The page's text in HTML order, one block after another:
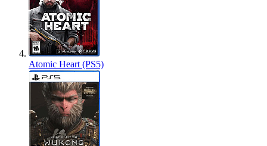
Atomic Heart (PS5)